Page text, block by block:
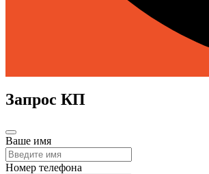
Запрос КП
Ваше имя
Номер телефона